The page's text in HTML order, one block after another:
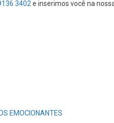
3402 e inserimos você na
EMOCIONANTES